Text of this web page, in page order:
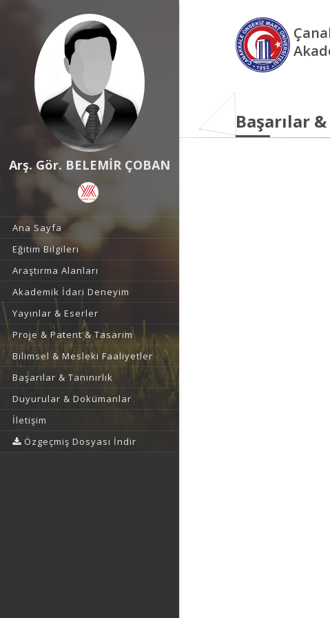
Arş. Gör. BELEMİR ÇOBAN
Ana Sayfa
Eğitim Bilgileri
Araştırma Alanları
Akademik İdari Deneyim
Yayınlar & Eserler
Proje & Patent & Tasarım
Bilimsel & Mesleki Faaliyetler
Başarılar & Tanınırlık
Duyurular & Dokümanlar
İletişim
Özgeçmiş Dosyası İndir
Başarılar